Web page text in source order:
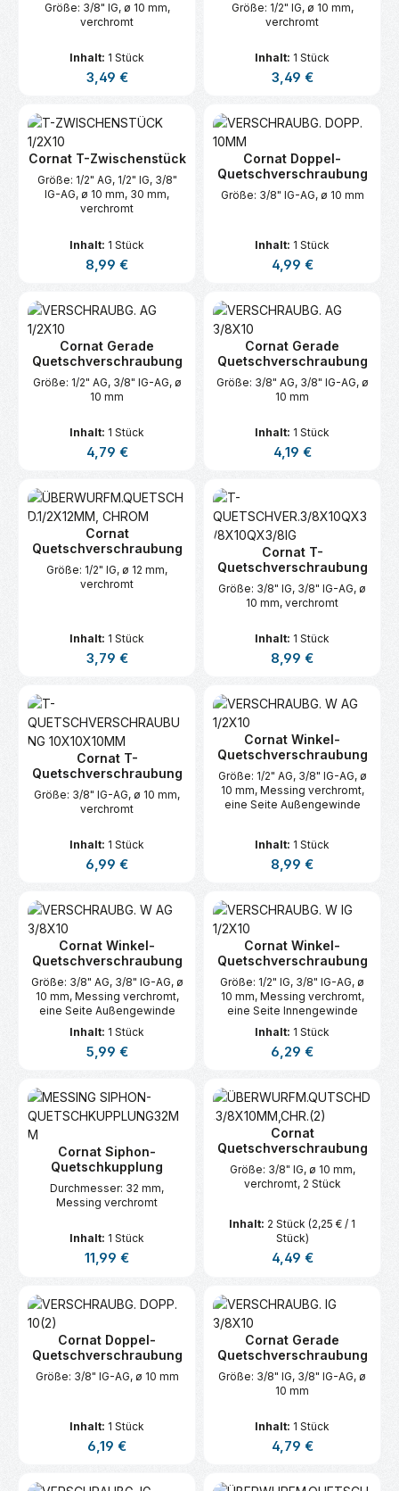
Größe: 3/8" IG, ø 10 mm,
verchromt
Inhalt: 1 Stück
Regulärer Preis:
3,49 €
Größe: 1/2" IG, ø 10 mm,
verchromt
Inhalt: 1 Stück
Regulärer Preis:
3,49 €
Cornat T-Zwischenstück
Größe: 1/2" AG, 1/2" IG, 3/8"
IG-AG, ø 10 mm, 30 mm,
verchromt
Inhalt: 1 Stück
Regulärer Preis:
8,99 €
Cornat Doppel-
Quetschverschraubung
Größe: 3/8" IG-AG, ø 10 mm
Inhalt: 1 Stück
Regulärer Preis:
4,99 €
Cornat Gerade
Quetschverschraubung
Größe: 1/2" AG, 3/8" IG-AG, ø
10 mm
Inhalt: 1 Stück
Regulärer Preis:
4,79 €
Cornat Gerade
Quetschverschraubung
Größe: 3/8" AG, 3/8" IG-AG, ø
10 mm
Inhalt: 1 Stück
Regulärer Preis:
4,19 €
Cornat
Quetschverschraubung
Größe: 1/2" IG, ø 12 mm,
verchromt
Inhalt: 1 Stück
Regulärer Preis:
3,79 €
Cornat T-
Quetschverschraubung
Größe: 3/8" IG, 3/8" IG-AG, ø
10 mm, verchromt
Inhalt: 1 Stück
Regulärer Preis:
8,99 €
Cornat T-
Quetschverschraubung
Größe: 3/8" IG-AG, ø 10 mm,
verchromt
Inhalt: 1 Stück
Regulärer Preis:
6,99 €
Cornat Winkel-
Quetschverschraubung
Größe: 1/2" AG, 3/8" IG-AG, ø
10 mm, Messing verchromt,
eine Seite Außengewinde
Inhalt: 1 Stück
Regulärer Preis:
8,99 €
Cornat Winkel-
Quetschverschraubung
Größe: 3/8" AG, 3/8" IG-AG, ø
10 mm, Messing verchromt,
eine Seite Außengewinde
Inhalt: 1 Stück
Regulärer Preis:
5,99 €
Cornat Winkel-
Quetschverschraubung
Größe: 1/2" IG, 3/8" IG-AG, ø
10 mm, Messing verchromt,
eine Seite Innengewinde
Inhalt: 1 Stück
Regulärer Preis:
6,29 €
Cornat Siphon-
Quetschkupplung
Durchmesser: 32 mm,
Messing verchromt
Inhalt: 1 Stück
Regulärer Preis:
11,99 €
Cornat
Quetschverschraubung
Größe: 3/8" IG, ø 10 mm,
verchromt, 2 Stück
Inhalt: 2 Stück (2,25 € / 1
Stück)
Regulärer Preis:
4,49 €
Cornat Doppel-
Quetschverschraubung
Größe: 3/8" IG-AG, ø 10 mm
Inhalt: 1 Stück
Regulärer Preis:
6,19 €
Cornat Gerade
Quetschverschraubung
Größe: 3/8" IG, 3/8" IG-AG, ø
10 mm
Inhalt: 1 Stück
Regulärer Preis:
4,79 €